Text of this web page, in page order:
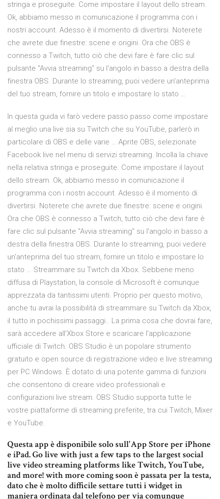
stringa e proseguite. Come impostare il layout dello stream.
Ok, abbiamo messo in comunicazione il programma con i
nostri account. Adesso è il momento di divertirsi. Noterete
che avrete due finestre: scene e origini. Ora che OBS è
connesso a Twitch, tutto ciò che devi fare è fare clic sul
pulsante "Avvia streaming" su l'angolo in basso a destra della
finestra OBS. Durante lo streaming, puoi vedere un'anteprima
del tuo stream, fornire un titolo e impostare lo stato …
In questa guida vi farò vedere passo passo come impostare
al meglio una live sia su Twitch che su YouTube, parlerò in
particolare di OBS e delle varie … Aprite OBS, selezionate
Facebook live nel menu di servizi streaming. Incolla la chiave
nella relativa stringa e proseguite. Come impostare il layout
dello stream. Ok, abbiamo messo in comunicazione il
programma con i nostri account. Adesso è il momento di
divertirsi. Noterete che avrete due finestre: scene e origini.
Ora che OBS è connesso a Twitch, tutto ciò che devi fare è
fare clic sul pulsante "Avvia streaming" su l'angolo in basso a
destra della finestra OBS. Durante lo streaming, puoi vedere
un'anteprima del tuo stream, fornire un titolo e impostare lo
stato … Streammare su Twitch da Xbox. Sebbene meno
diffusa di Playstation, la console di Microsoft è comunque
apprezzata da tantissimi utenti. Proprio per questo motivo,
anche tu avrai la possibilità di streammare su Twitch da Xbox,
il tutto in pochissimi passaggi.. La prima cosa che dovrai fare,
sarà accedere all’Xbox Store e scaricare l’applicazione
ufficiale di Twitch. OBS Studio è un popolare strumento
gratuito e open source di registrazione video e live streaming
per PC Windows. È dotato di una potente gamma di funzioni
che consentono di creare video professionali e
configurazioni live stream. OBS Studio supporta tutte le
vostre piattaforme di streaming preferite, tra cui Twitch, Mixer
e YouTube.
Questa app è disponibile solo sull'App Store per iPhone
e iPad. Go live with just a few taps to the largest social
live video streaming platforms like Twitch, YouTube,
and more! with more coming soon è passata per la testa,
dato che è molto difficile settare tutti i widget in
maniera ordinata dal telefono per via comunque